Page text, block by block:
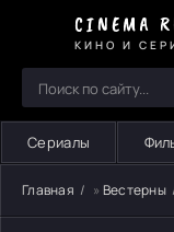
CINEMA
КИНО И
Сериалы
Главная » Вестерны